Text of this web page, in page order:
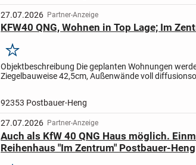
27.07.2026 Partner-Anzeige
KFW40 QNG, Wohnen in Top Lage; Im
Merken
Objektbeschreibung Die geplanten Wohnungen
Ziegelbauweise 42,5cm, Außenwände voll
92353 Postbauer-Heng
27.07.2026 Partner-Anzeige
Auch als KfW 40 QNG Haus möglich.
Reihenhaus "Im Zentrum" Postbauer-Heng